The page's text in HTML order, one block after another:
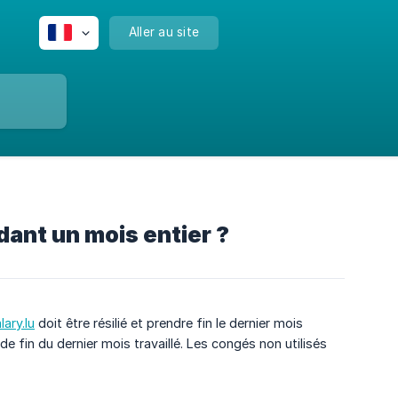
Aller au site
un mois entier ?
doit être résilié et prendre fin le dernier mois
fin du dernier mois travaillé. Les congés non utilisés